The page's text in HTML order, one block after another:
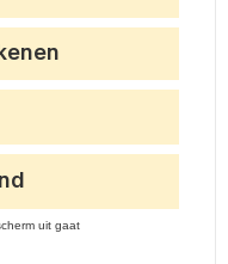
uit gaat